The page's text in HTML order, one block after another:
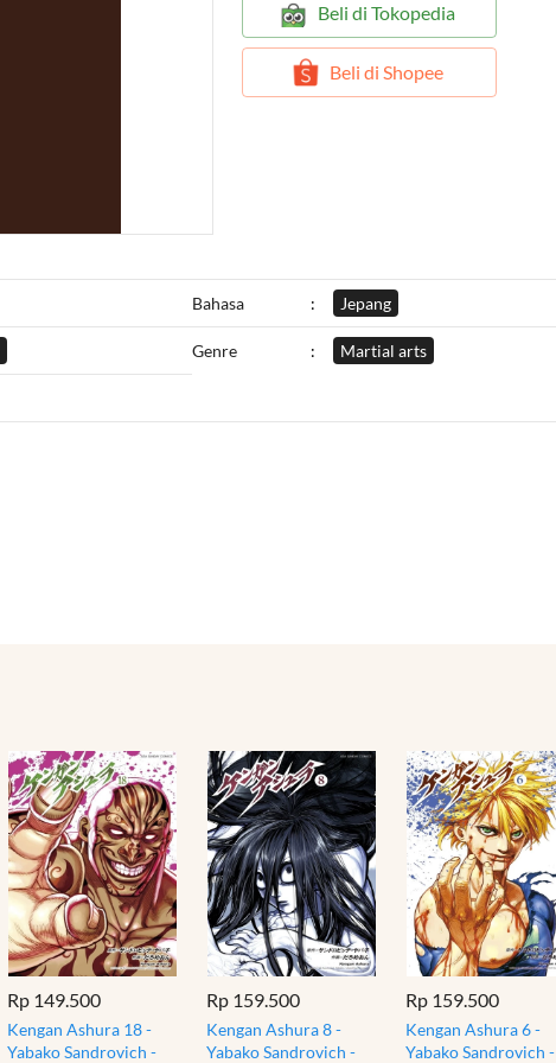
` Beli di Tokopedia
` Beli di Shopee
Bahasa : Jepang
Genre : Martial arts
Rp 149.500
Kengan Ashura 18 -
Yabako Sandrovich -
Rp 159.500
Kengan Ashura 8 -
Yabako Sandrovich -
Rp 159.500
Kengan Ashura 6 -
Yabako Sandrovich -